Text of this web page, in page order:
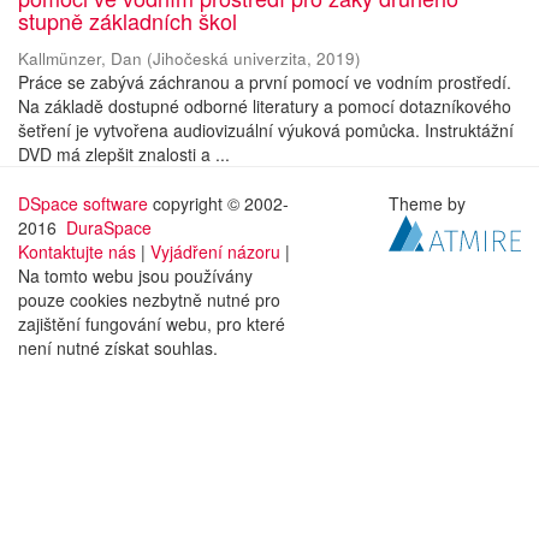
stupně základních škol
Kallmünzer, Dan (Jihočeská univerzita, 2019)
Práce se zabývá záchranou a první pomocí ve vodním prostředí.
Na základě dostupné odborné literatury a pomocí dotazníkového
šetření je vytvořena audiovizuální výuková pomůcka. Instruktážní
DVD má zlepšit znalosti a ...
DSpace software copyright © 2002-
2016 DuraSpace
Kontaktujte nás | Vyjádření názoru |
Na tomto webu jsou používány
pouze cookies nezbytně nutné pro
zajištění fungování webu, pro které
není nutné získat souhlas.
Theme by